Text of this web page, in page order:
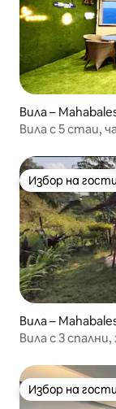
Вила –
Вила с 5 стаи,
Избор на
Избор на
Вила –
Вила с 3
Избор на
Избор на